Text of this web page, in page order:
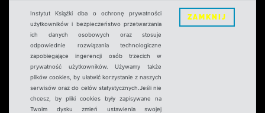
Instytut Książki dba o ochronę prywatności
użytkowników i bezpieczeństwo przetwarzania
ich danych osobowych oraz stosuje
odpowiednie rozwiązania technologiczne
zapobiegające ingerencji osób trzecich w
prywatność użytkowników. Używamy także
plików cookies, by ułatwić korzystanie z naszych
serwisów oraz do celów statystycznych.Jeśli nie
chcesz, by pliki cookies były zapisywane na
Twoim dysku zmień ustawienia swojej
ZAMKNIJ